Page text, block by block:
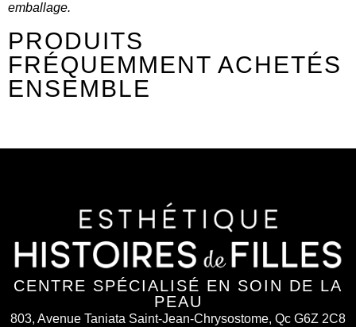
emballage.
PRODUITS
FRÉQUEMMENT ACHETÉS
ENSEMBLE
CENTRE SPÉCIALISÉ EN SOIN DE LA
PEAU
803, Avenue Taniata Saint-Jean-Chrysostome, Qc G6Z 2C8